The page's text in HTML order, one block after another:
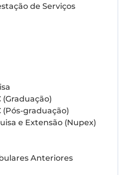
de Serviços
(Graduação)
(Pós-graduação)
e Extensão (Nupex)
Anteriores